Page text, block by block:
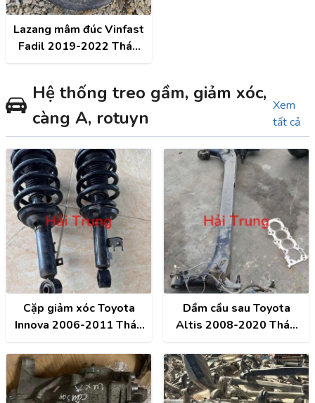
Lazang mâm đúc Vinfast
Fadil 2019-2022 Tháo
Hệ thống treo gầm, giảm xóc,
càng A, rotuyn
Xem
tất cả
Cặp giảm xóc Toyota
Innova 2006-2011 Tháo
Dầm cầu sau Toyota
Altis 2008-2020 Tháo